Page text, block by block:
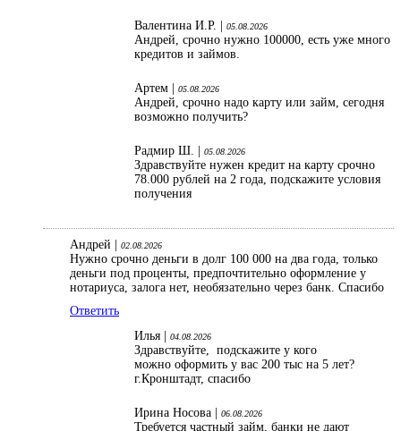
Валентина И.Р. | 05.08.2026
Андрей, срочно нужно 100000, есть уже много
кредитов и займов.
Артем | 05.08.2026
Андрей, срочно надо карту или займ, сегодня
возможно получить?
Радмир Ш. | 05.08.2026
Здравствуйте нужен кредит на карту срочно
78.000 рублей на 2 года, подскажите условия
получения
Андрей | 02.08.2026
Нужно срочно деньги в долг 100 000 на два года, только
деньги под проценты, предпочтительно оформление у
нотариуса, залога нет, необязательно через банк. Спасибо
Ответить
Илья |
04.08.2026
Здравствуйте, подскажите у кого
можно оформить у вас 200 тыс на 5 лет?
г.Кронштадт, спасибо
Ирина Носова | 06.08.2026
Требуется частный займ, банки не дают